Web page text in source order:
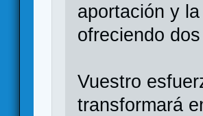
aportación y
ofreciendo
Vuestro
transformará